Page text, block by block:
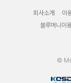
회사소개 이
블루머니이
©